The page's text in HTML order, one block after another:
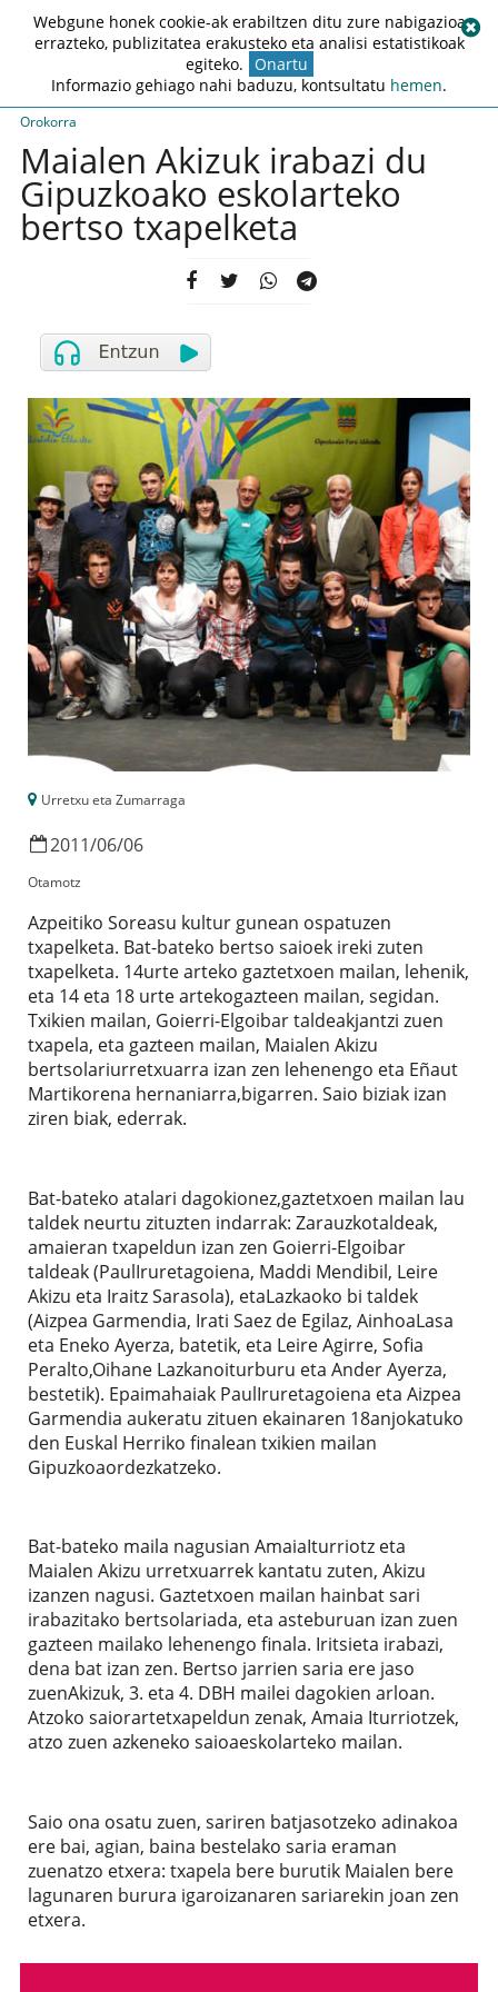
Orokorra
Maialen Akizuk irabazi du
Gipuzkoako eskolarteko
bertso txapelketa
Urretxu eta Zumarraga
2011/06/06
Otamotz
Azpeitiko Soreasu kultur gunean ospatuzen
txapelketa. Bat-bateko bertso saioek ireki zuten
txapelketa. 14urte arteko gaztetxoen mailan, lehenik,
eta 14 eta 18 urte artekogazteen mailan, segidan.
Txikien mailan, Goierri-Elgoibar taldeakjantzi zuen
txapela, eta gazteen mailan, Maialen Akizu
bertsolariurretxuarra izan zen lehenengo eta Eñaut
Martikorena hernaniarra,bigarren. Saio biziak izan
ziren biak, ederrak.
Bat-bateko atalari dagokionez,gaztetxoen mailan lau
taldek neurtu zituzten indarrak: Zarauzkotaldeak,
amaieran txapeldun izan zen Goierri-Elgoibar
taldeak (PaulIruretagoiena, Maddi Mendibil, Leire
Akizu eta Iraitz Sarasola), etaLazkaoko bi taldek
(Aizpea Garmendia, Irati Saez de Egilaz, AinhoaLasa
eta Eneko Ayerza, batetik, eta Leire Agirre, Sofia
Peralto,Oihane Lazkanoiturburu eta Ander Ayerza,
bestetik). Epaimahaiak PaulIruretagoiena eta Aizpea
Garmendia aukeratu zituen ekainaren 18anjokatuko
den Euskal Herriko finalean txikien mailan
Gipuzkoaordezkatzeko.
Bat-bateko maila nagusian AmaiaIturriotz eta
Maialen Akizu urretxuarrek kantatu zuten, Akizu
izanzen nagusi. Gaztetxoen mailan hainbat sari
irabazitako bertsolariada, eta asteburuan izan zuen
gazteen mailako lehenengo finala. Iritsieta irabazi,
dena bat izan zen. Bertso jarrien saria ere jaso
zuenAkizuk, 3. eta 4. DBH mailei dagokien arloan.
Atzoko saiorartetxapeldun zenak, Amaia Iturriotzek,
atzo zuen azkeneko saioaeskolarteko mailan.
Saio ona osatu zuen, sariren batjasotzeko adinakoa
ere bai, agian, baina bestelako saria eraman
zuenatzo etxera: txapela bere burutik Maialen bere
lagunaren burura igaroizanaren sariarekin joan zen
etxera.
Webgune honek cookie-ak erabiltzen ditu zure nabigazioa
errazteko, publizitatea erakusteko eta analisi estatistikoak
egiteko. Onartu
Informazio gehiago nahi baduzu, kontsultatu hemen.